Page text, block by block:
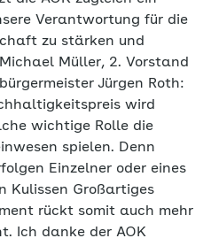
Verantwortung für die
zu stärken und
Müller, 2. Vorstand
Jürgen Roth:
wird
wichtige Rolle die
spielen. Denn
Einzelner oder eines
Kulissen Großartiges
rückt somit auch mehr
Ich danke der AOK